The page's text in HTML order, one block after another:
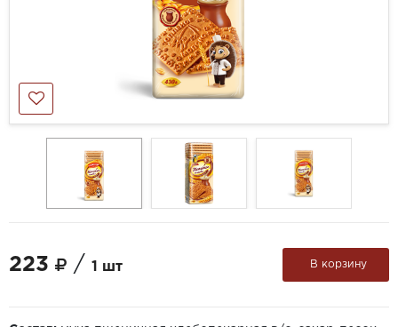
223 / 1 шт В корзину